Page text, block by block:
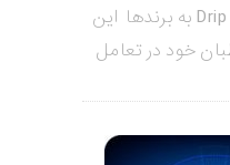
بازاریابی قطره ای Drip Marketing به برندها این
خود در تعامل